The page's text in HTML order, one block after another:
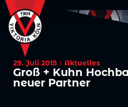
29. Juli 2015 Aktuelles
Groß + Kuhn
neuer Partner